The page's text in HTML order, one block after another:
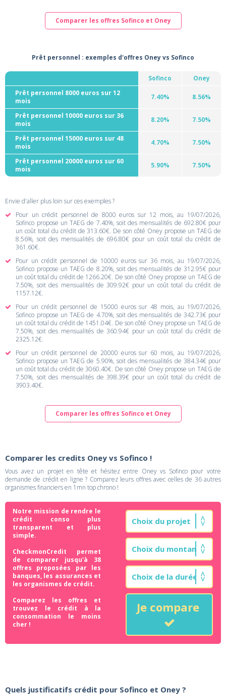
Comparer les offres Sofinco et Oney
Prêt personnel : exemples d'offres Oney vs Sofinco
Sofinco
Oney
Prêt personnel 8000 euros sur 12
mois
7.40% 8.56%
Prêt personnel 10000 euros sur 36
mois
8.20% 7.50%
Prêt personnel 15000 euros sur 48
mois
4.70% 7.50%
Prêt personnel 20000 euros sur 60
mois
5.90% 7.50%
Envie d'aller plus loin sur ces exemples ?
Pour un crédit personnel de 8000 euros sur 12 mois, au 19/07/2026,
Sofinco propose un TAEG de 7.40%, soit des mensualités de 692.80€ pour
un coût total du crédit de 313.60€. De son côté Oney propose un TAEG de
8.56%, soit des mensualités de 696.80€ pour un coût total du crédit de
361.60€.
Pour un crédit personnel de 10000 euros sur 36 mois, au 19/07/2026,
Sofinco propose un TAEG de 8.20%, soit des mensualités de 312.95€ pour
un coût total du crédit de 1266.20€. De son côté Oney propose un TAEG de
7.50%, soit des mensualités de 309.92€ pour un coût total du crédit de
1157.12€.
Pour un crédit personnel de 15000 euros sur 48 mois, au 19/07/2026,
Sofinco propose un TAEG de 4.70%, soit des mensualités de 342.73€ pour
un coût total du crédit de 1451.04€. De son côté Oney propose un TAEG de
7.50%, soit des mensualités de 360.94€ pour un coût total du crédit de
2325.12€.
Pour un crédit personnel de 20000 euros sur 60 mois, au 19/07/2026,
Sofinco propose un TAEG de 5.90%, soit des mensualités de 384.34€ pour
un coût total du crédit de 3060.40€. De son côté Oney propose un TAEG de
7.50%, soit des mensualités de 398.39€ pour un coût total du crédit de
3903.40€.
Comparer les offres Sofinco et Oney
Comparer les credits Oney vs Sofinco !
Vous avez un projet en tête et hésitez entre Oney vs Sofinco pour votre
demande de crédit en ligne ? Comparez leurs offres avec celles de 36 autres
organismes financiers en 1mn top chrono !
Notre mission de rendre le
crédit conso plus
transparent et plus
simple.
CheckmonCredit permet
de comparer jusqu'à 38
offres proposées par les
banques, les assurances et
les organismes de crédit.
Comparez les offres et
trouvez le crédit à la
consommation le moins
cher !
Je compare
Quels justificatifs crédit pour Sofinco et Oney ?